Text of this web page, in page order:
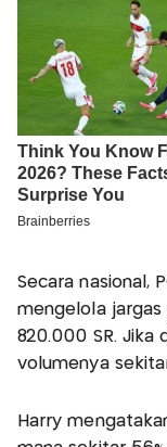
Secara nasional,
mengelola
820.000 SR. Jika
volumenya
Harry